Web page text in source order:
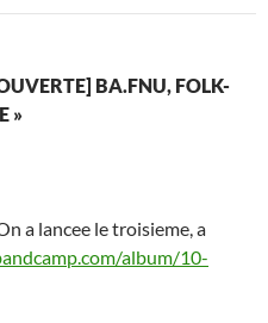
BA.FNU, FOLK-
»
a lancee le troisieme, a
album/10-